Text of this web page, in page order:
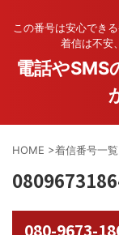
この番号は安心でき
着信は不安
電話やSMS
HOME >着信番号一覧
080-9673-